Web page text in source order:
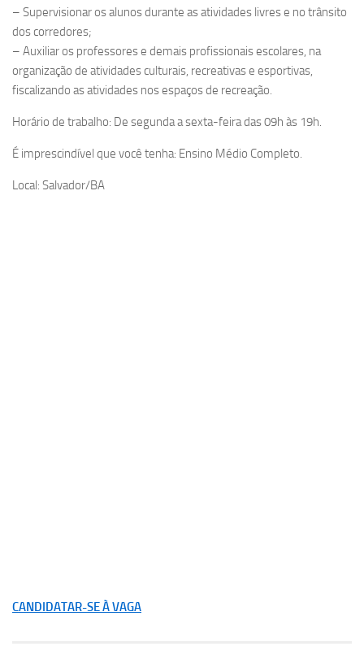
– Supervisionar os alunos durante as atividades livres e no trânsito
dos corredores;
– Auxiliar os professores e demais profissionais escolares, na
organização de atividades culturais, recreativas e esportivas,
fiscalizando as atividades nos espaços de recreação.
Horário de trabalho: De segunda a sexta-feira das 09h às 19h.
É imprescindível que você tenha: Ensino Médio Completo.
Local: Salvador/BA
CANDIDATAR-SE À VAGA